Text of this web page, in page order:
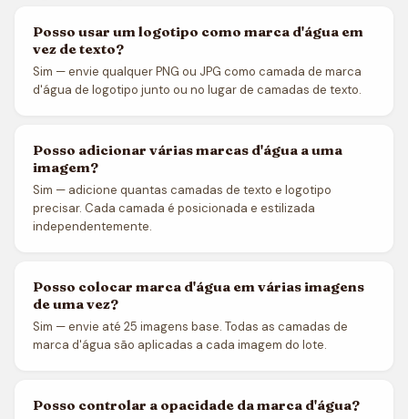
Posso usar um logotipo como marca d'água em
vez de texto?
Sim — envie qualquer PNG ou JPG como camada de marca
d'água de logotipo junto ou no lugar de camadas de texto.
Posso adicionar várias marcas d'água a uma
imagem?
Sim — adicione quantas camadas de texto e logotipo
precisar. Cada camada é posicionada e estilizada
independentemente.
Posso colocar marca d'água em várias imagens
de uma vez?
Sim — envie até 25 imagens base. Todas as camadas de
marca d'água são aplicadas a cada imagem do lote.
Posso controlar a opacidade da marca d'água?